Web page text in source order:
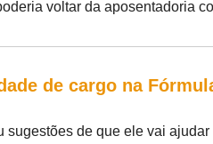
voltar da aposentadoria
de cargo na
de que ele vai ajudar